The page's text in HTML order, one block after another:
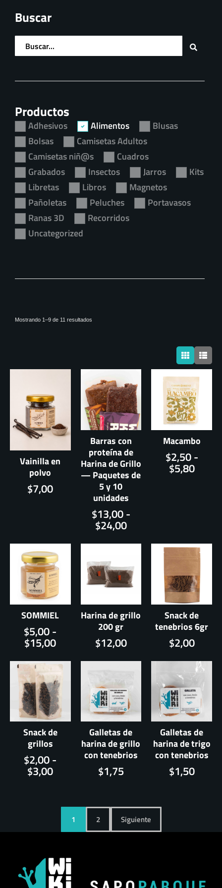
Formas y colores mágicos
Buscar
Productos
Adhesivos Alimentos
Blusas
Bolsas
Camisetas Adultos
Camisetas niñ@s
Cuadros
Grabados
Insectos Jarros
Kits
Libretas
Libros
Magnetos
Pañoletas
Peluches
Portavasos
Ranas 3D
Recorridos
Uncategorized
Mostrando 1–9 de 11 resultados
Vainilla en
polvo
$7,00
Barras con
proteína de
Harina de Grillo
— Paquetes de
5 y 10
unidades
$13,00-
$24,00
Rango
de
desde
hasta
$24,00
Macambo
$2,50-
$5,80de
SOMMIEL
$5,00-
$15,00
Rango
de
desde
$5,00
hasta
$15,00
Harina de grillo
200 gr
$12,00
Snack de
tenebrios 6gr
$2,00
Snack de
grillos
$2,00-
$3,00
Rango
de
$2,00
hasta
$3,00
Galletas de
harina de grillo
con tenebrios
$1,75
Galletas de
harina de trigo
con tenebrios
$1,50
1 2 Siguiente